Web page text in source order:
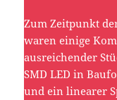
Zum Zeitpunkt
waren einige
ausreichender
SMD LED in
und ein linearer